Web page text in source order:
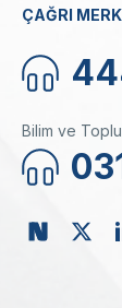
ÇAĞRI
Bilim ve